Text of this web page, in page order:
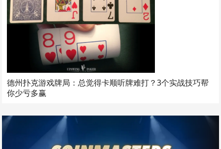
德州扑克游戏牌局：总觉得卡顺听牌难打？3个实战技巧帮
你少亏多赢